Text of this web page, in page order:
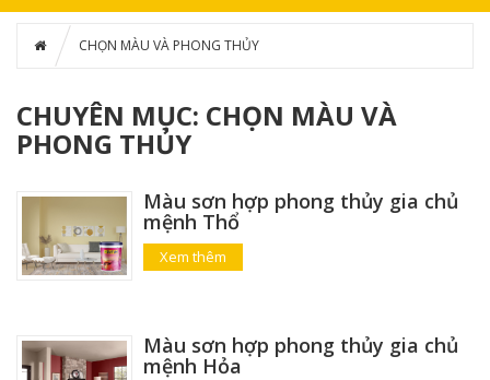
CHỌN MÀU VÀ PHONG THỦY
CHUYÊN MỤC: CHỌN MÀU VÀ
PHONG THỦY
Màu sơn hợp phong thủy gia chủ
mệnh Thổ
Xem thêm
Màu sơn hợp phong thủy gia chủ
mệnh Hỏa